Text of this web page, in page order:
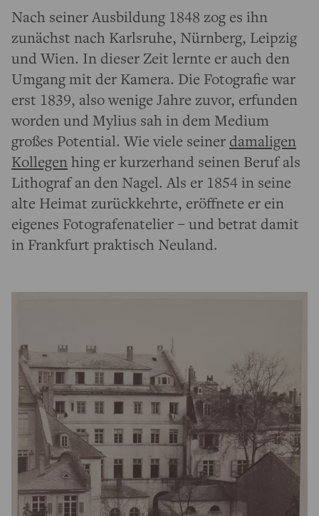
Nach seiner Ausbildung 1848 zog es ihn
zunächst nach Karlsruhe, Nürnberg, Leipzig
und Wien. In dieser Zeit lernte er auch den
Umgang mit der Kamera. Die Fotografie war
erst 1839, also wenige Jahre zuvor, erfunden
worden und Mylius sah in dem Medium
großes Potential. Wie viele seiner damaligen
Kollegenhing er kurzerhand seinen Beruf als
Lithograf an den Nagel. Als er 1854 in seine
alte Heimat zurückkehrte, eröffnete er ein
eigenes Fotografenatelier – und betrat damit
in Frankfurt praktisch Neuland.